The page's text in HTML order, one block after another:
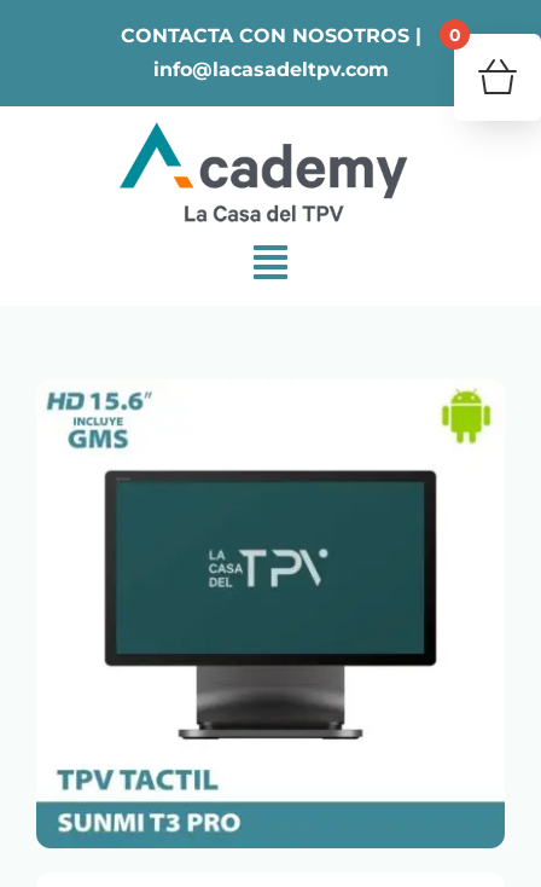
CONTACTA CON NOSOTROS |
info@lacasadeltpv.com
0